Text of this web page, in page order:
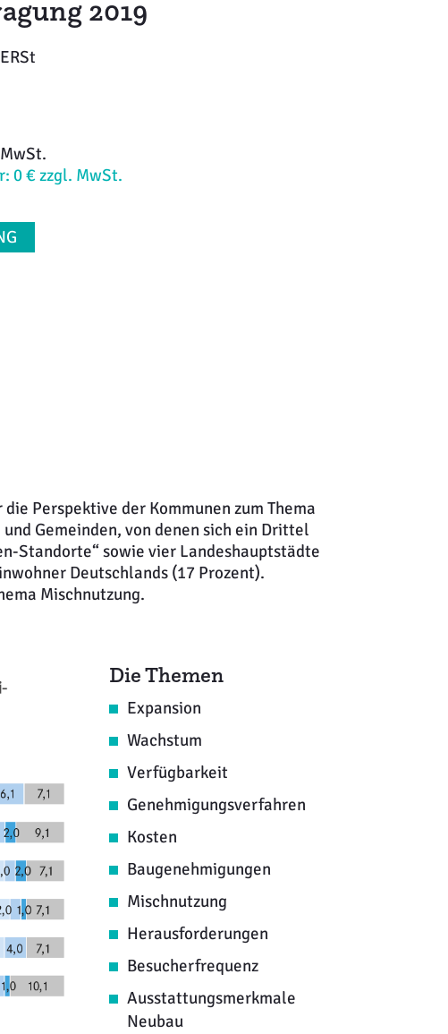
2019
0 € zzgl. MwSt.
Perspektive der Kommunen zum Thema
Gemeinden, von denen sich ein Drittel
Standorte“ sowie vier Landeshauptstädte
Deutschlands (17 Prozent).
Mischnutzung.
Die Themen
Expansion
Wachstum
Verfügbarkeit
Genehmigungsverfahren
Kosten
Baugenehmigungen
Mischnutzung
Herausforderungen
Besucherfrequenz
Ausstattungsmerkmale
Neubau